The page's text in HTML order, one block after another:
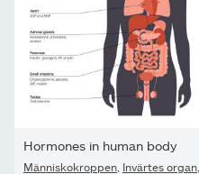
Hormones in human body
Människokroppen Invärtes organ